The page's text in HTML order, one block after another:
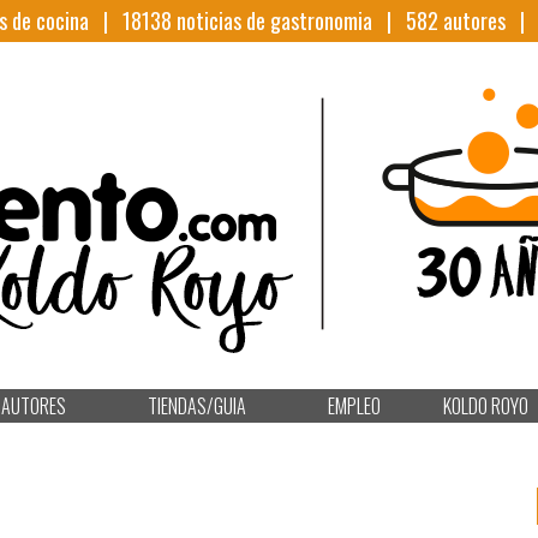
de cocina | 18138 noticias de gastronomia | 582 autores |
AUTORES TIENDAS/GUIA EMPLEO KOLDO ROYO